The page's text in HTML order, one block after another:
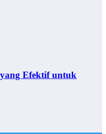
Efektif untuk